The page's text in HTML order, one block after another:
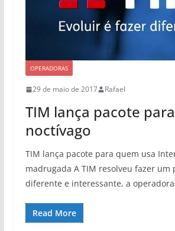
OPERADORAS
29 de maio de 2017 Rafael
TIM lança pacote
noctívago
TIM lança pacote para quem usa
madrugada A TIM resolveu fazer um
diferente e interessante, a operadora
Read More